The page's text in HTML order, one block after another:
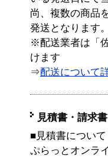
尚、複数の商品
発送となります。
※配送業者は「
けます
⇒配送について
見積書・請求
■見積書について
ぷらっとオンラ